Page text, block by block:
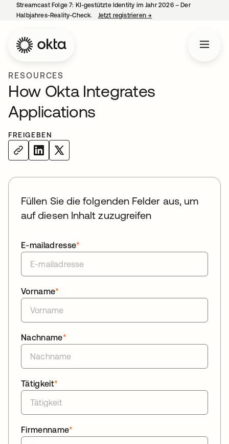
Streamcast Folge 7: KI-gestützte Identity im Jahr 2026 – Der
Halbjahres-Reality-Check.
Jetzt registrieren→
RESOURCES
How Okta Integrates
Applications
FREIGEBEN
Füllen Sie die folgenden Felder aus, um
auf diesen Inhalt zuzugreifen
*
E-mailadresse
*
Vorname
*
Nachname
*
Tätigkeit
*
Firmenname